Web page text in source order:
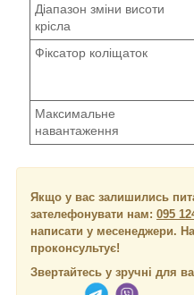
Діапазон зміни висоти
крісла
Фіксатор коліщаток
Максимальне
навантаження
Якщо у вас залишились
зателефонувати нам: 095
написати у месенеджери.
проконсультує!
Звертайтесь у зручні для